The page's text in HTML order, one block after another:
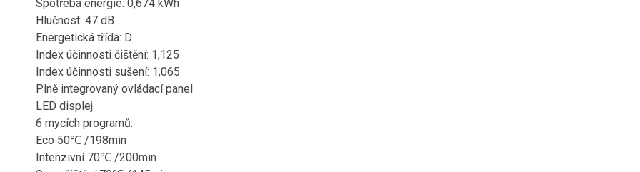
Spotřeba energie: 0,674 kWh
Hlučnost: 47 dB
Energetická třída: D
Index účinnosti čištění: 1,125
Index účinnosti sušení: 1,065
Plně integrovaný ovládací panel
LED displej
6 mycích programů:
Eco 50℃ /198min
Intenzivní 70℃ /200min